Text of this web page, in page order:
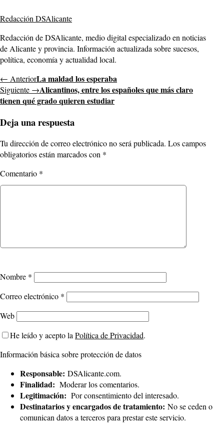
Redacción DSAlicante
Redacción de DSAlicante, medio digital especializado en noticias
de Alicante y provincia. Información actualizada sobre sucesos,
política, economía y actualidad local.
← AnteriorLa maldad los esperaba
Siguiente →Alicantinos, entre los españoles que más claro
tienen qué grado quieren estudiar
Deja una respuesta
Tu dirección de correo electrónico no será publicada. Los campos
obligatorios están marcados con *
Comentario *
Nombre *
Correo electrónico *
Web
He leído y acepto laPolítica de Privacidad.
Información básica sobre protección de datos
Responsable: DSAlicante.com.
Finalidad: Moderar los comentarios.
Legitimación: Por consentimiento del interesado.
Destinatarios y encargados de tratamiento: No se ceden o
comunican datos a terceros para prestar este servicio.